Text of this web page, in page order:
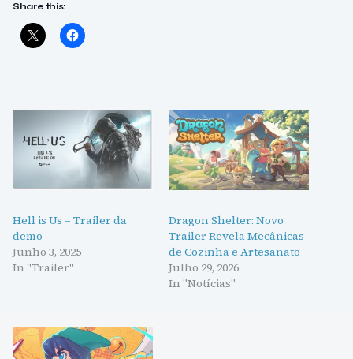
Share this:
Hell is Us – Trailer da
demo
Junho 3, 2025
In "Trailer"
Dragon Shelter: Novo
Trailer Revela Mecânicas
de Cozinha e Artesanato
Julho 29, 2026
In "Notícias"